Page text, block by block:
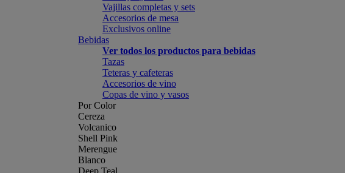
Vajillas completas y sets
Accesorios de mesa
Exclusivos online
Bebidas
Ver todos los productos para bebidas
Tazas
Teteras y cafeteras
Accesorios de vino
Copas de vino y vasos
Por Color
Cereza
Volcanico
Shell Pink
Merengue
Blanco
Deep Teal